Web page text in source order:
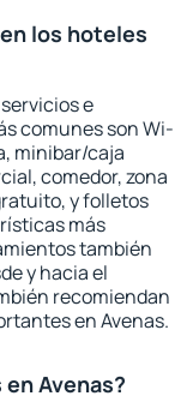
los hoteles
e
comunes son Wi-
minibar/caja
comedor, zona
y folletos
más
también
y hacia el
recomiendan
en Avenas.
Avenas?